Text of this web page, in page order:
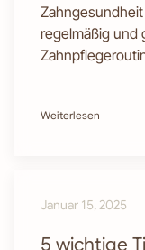
regelmäßig und
Weiterlesen
Januar 15, 2025
5 wichtige